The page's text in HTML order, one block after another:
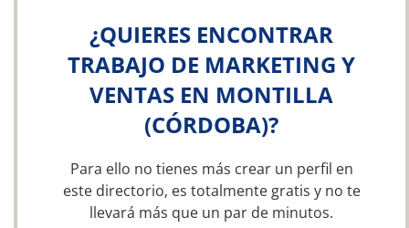
¿QUIERES ENCONTRAR
TRABAJO DE MARKETING Y
VENTAS EN MONTILLA
(CÓRDOBA)?
Para ello no tienes más crear un perfil en
este directorio, es totalmente gratis y no te
llevará más que un par de minutos.